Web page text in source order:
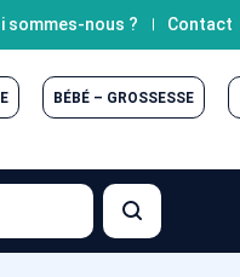
sommes-nous ? Contact
BÉBÉ – GROSSESSE